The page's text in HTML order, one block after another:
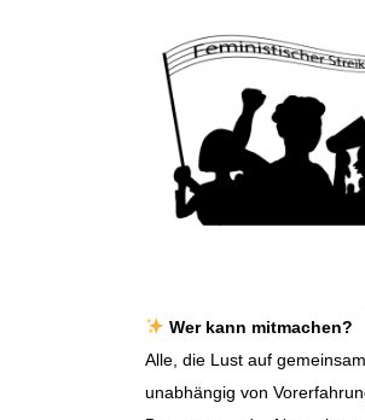
Wer kann mitmachen?
Alle, die Lust auf
unabhängig von